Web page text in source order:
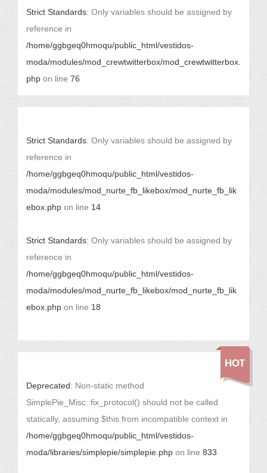
Strict Standards: Only variables should be assigned by
reference in
/home/ggbgeq0hmoqu/public_html/vestidos-
moda/modules/mod_crewtwitterbox/mod_crewtwitterbox.
php on line 76
Strict Standards: Only variables should be assigned by
reference in
/home/ggbgeq0hmoqu/public_html/vestidos-
moda/modules/mod_nurte_fb_likebox/mod_nurte_fb_lik
ebox.php on line 14
Strict Standards: Only variables should be assigned by
reference in
/home/ggbgeq0hmoqu/public_html/vestidos-
moda/modules/mod_nurte_fb_likebox/mod_nurte_fb_lik
ebox.php on line 18
Deprecated: Non-static method
SimplePie_Misc::fix_protocol() should not be called
statically, assuming $this from incompatible context in
/home/ggbgeq0hmoqu/public_html/vestidos-
moda/libraries/simplepie/simplepie.php on line 833